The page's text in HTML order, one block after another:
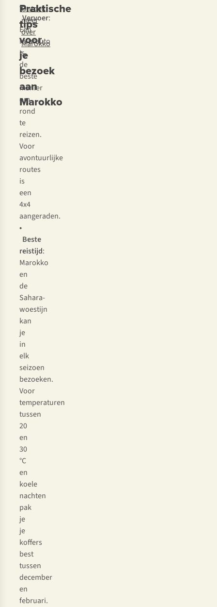
Praktische
tips
voor
je
bezoek
aan
Marokko
•
Vervoer:
Een
huurauto
is
de
beste
manier
om
rond
te
reizen.
Voor
avontuurlijke
routes
is
een
4x4
aangeraden.
•
Beste
reistijd:
Marokko
en
de
Sahara-
woestijn
kan
je
in
elk
seizoen
bezoeken.
Voor
temperaturen
tussen
20
en
30
°C
en
koele
nachten
pak
je
je
koffers
best
tussen
december
en
februari.
Ontdek
meer
over
Marokko